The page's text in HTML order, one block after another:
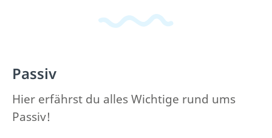
Passiv
Hier erfährst du alles Wichtige rund ums
Passiv!